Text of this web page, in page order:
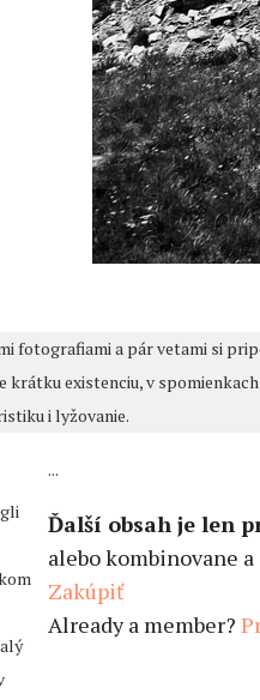
fotografiami a pár vetami si
krátku existenciu, v
i lyžovanie.
...
Ďalší obsah je len
alebo kombinovane
Zakúpiť
Already a member?